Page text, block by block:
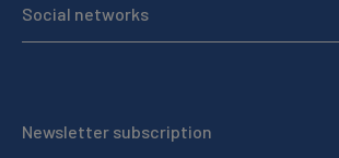
Social networks
Newsletter subscription